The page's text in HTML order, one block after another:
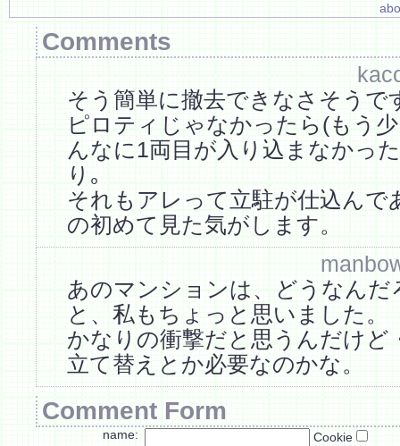
Comments
そう簡単に撤去できなさそうで
ピロティじゃなかったら(もう
んなに1両目が入り込まなかっ
り｡
それもアレって立駐が仕込んで
の初めて見た気がします。
あのマンションは、どうなんだ
と、私もちょっと思いました。
かなりの衝撃だと思うんだけど
立て替えとか必要なのかな。
Comment Form
name:
Cookie